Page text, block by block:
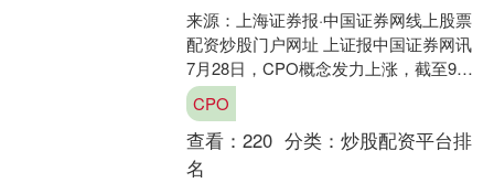
来源：上海证券报·中国证券网线上股票
配资炒股门户网址 上证报中国证券网讯
7月28日，CPO概念发力上涨，截至9时
54分，光迅科技涨停线上股票配资炒股
门户网址，....
CPO
查看： 220 分类： 炒股配资平台排
名